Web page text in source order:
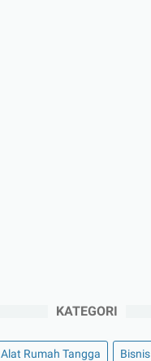
KATEGORI
Alat Rumah Tangga Bisnis